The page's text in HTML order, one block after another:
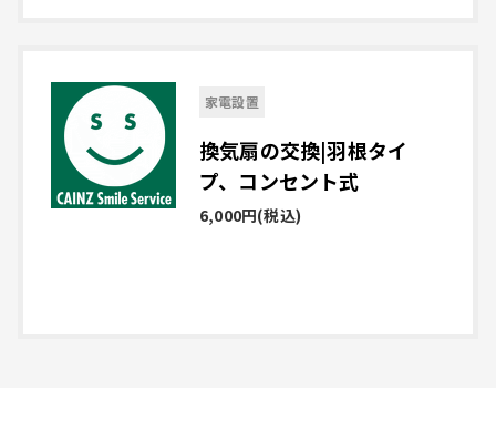
家電設置
換気扇の交換|羽根タイ
プ、コンセント式
6,000円(税込)